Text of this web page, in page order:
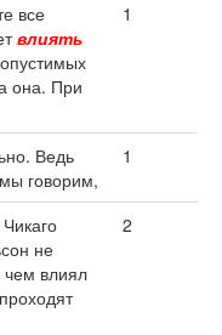
все
влиять
она. При
1
Ведь
говорим,
1
не
чем влиял
2